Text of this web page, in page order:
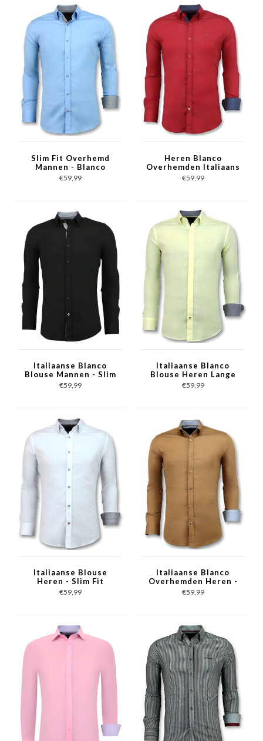
Slim Fit Overhemd
Mannen - Blanco
Blouse - 3040 - Licht
Blauw
€59,99
Heren Blanco
Overhemden Italiaans
- Slim Fit Blouse -
3037 - Rood
€59,99
Italiaanse Blanco
Blouse Mannen - Slim
Fit Overhemden -
3036 - Zwart
€59,99
Italiaanse Blanco
Blouse Heren Lange
Mouw - 3035 - Geel
€59,99
Italiaanse Blouse
Heren - Slim Fit
Overhemden - 3034 -
Wit
€59,99
Italiaanse Blanco
Overhemden Heren -
Slim Fit - 3033 - Bruin
€59,99